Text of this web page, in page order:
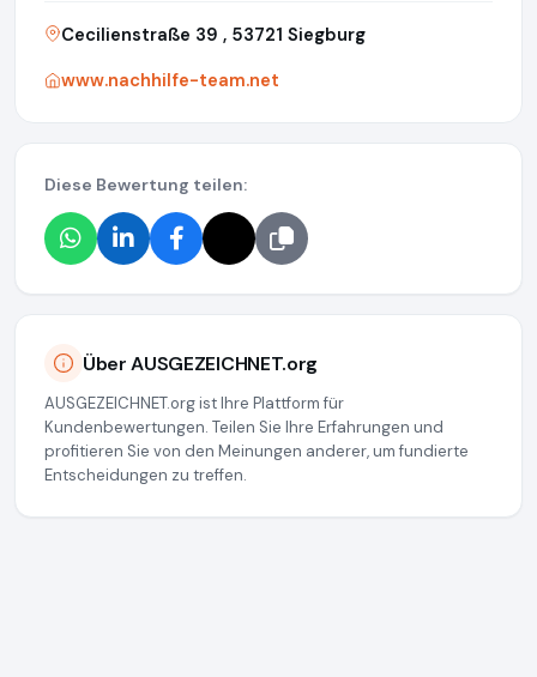
Cecilienstraße 39 , 53721 Siegburg
www.nachhilfe-team.net
Diese Bewertung teilen:
Über AUSGEZEICHNET.org
AUSGEZEICHNET.org ist Ihre Plattform für
Kundenbewertungen. Teilen Sie Ihre Erfahrungen und
profitieren Sie von den Meinungen anderer, um fundierte
Entscheidungen zu treffen.